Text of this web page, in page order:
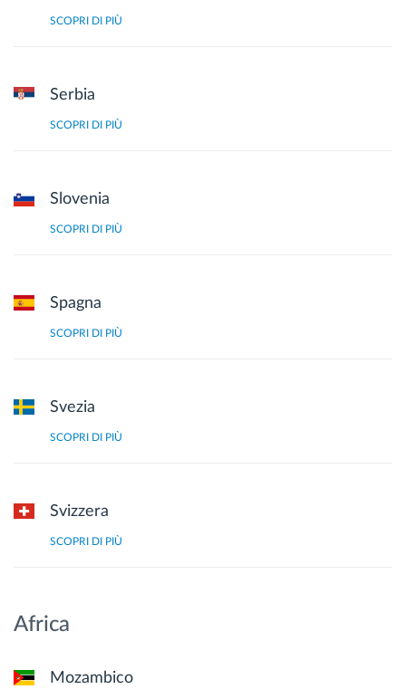
SCOPRI DI PIÙ
Serbia
SCOPRI DI PIÙ
Slovenia
SCOPRI DI PIÙ
Spagna
SCOPRI DI PIÙ
Svezia
SCOPRI DI PIÙ
Svizzera
SCOPRI DI PIÙ
Africa
Mozambico